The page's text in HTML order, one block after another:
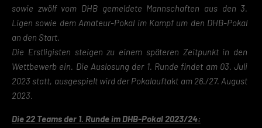
sowie zwölf vom DHB gemeldete Mannschaften aus den 3.
Ligen sowie dem Amateur-Pokal im Kampf um den DHB-Pokal
an den Start.
Die Erstligisten steigen zu einem späteren Zeitpunkt in den
Wettbewerb ein. Die Auslosung der 1. Runde findet am 03. Juli
2023 statt, ausgespielt wird der Pokalauftakt am 26./27. August
2023.
Die 22 Teams der 1. Runde im DHB-Pokal 2023/24: